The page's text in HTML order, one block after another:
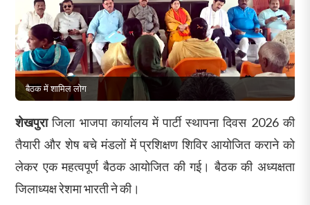
बैठक में शामिल लोग
शेखपुराजिला भाजपा कार्यालय में पार्टी स्थापना दिवस 2026 की
तैयारी और शेष बचे मंडलों में प्रशिक्षण शिविर आयोजित कराने को
लेकर एक महत्वपूर्ण बैठक आयोजित की गई। बैठक की अध्यक्षता
जिलाध्यक्ष रेशमा भारती ने की।